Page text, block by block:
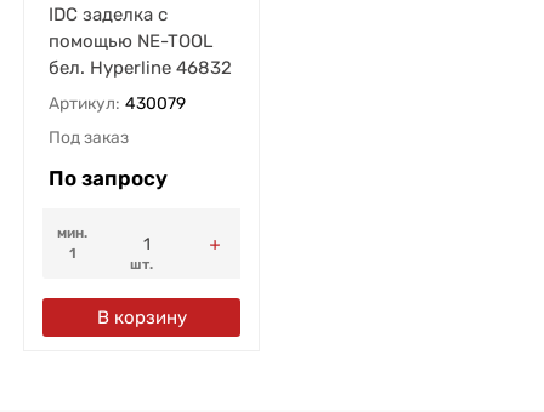
IDC заделка с
помощью NE-TOOL
бел. Hyperline 46832
Артикул: 430079
Под заказ
По запросу
мин.
1
шт.
В корзину